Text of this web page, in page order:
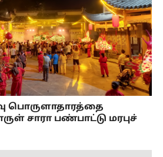
பொருளாதாரத்தை
சாரா பண்பாட்டு மரபுச்